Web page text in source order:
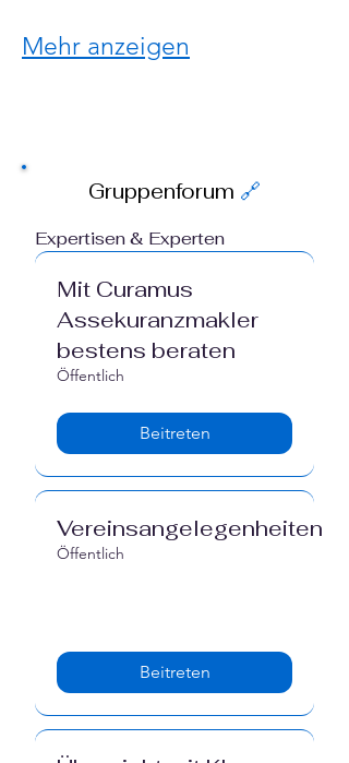
Mehr anzeigen
Gruppenforum 🔗
Expertisen & Experten
Mit Curamus
Assekuranzmakler
bestens beraten
Öffentlich
Beitreten
Vereinsangelegenheiten
Öffentlich
Beitreten